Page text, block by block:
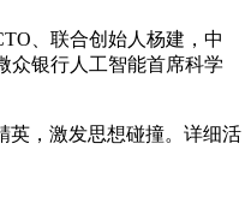
、联合创始人杨建，中
众银行人工智能首席科学
英，激发思想碰撞。详细活